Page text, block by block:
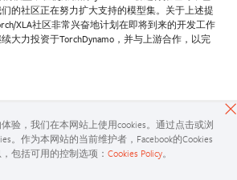
的社区正在努力扩大支持的模型集。关于上述提
XLA社区非常兴奋地计划在即将到来的开发工作
大力投资于TorchDynamo，并与上游合作，以完
验，我们在本网站上使用cookies。通过点击或浏
。作为本网站的当前维护者，Facebook的Cookies
包括可用的控制选项： Cookies Policy。